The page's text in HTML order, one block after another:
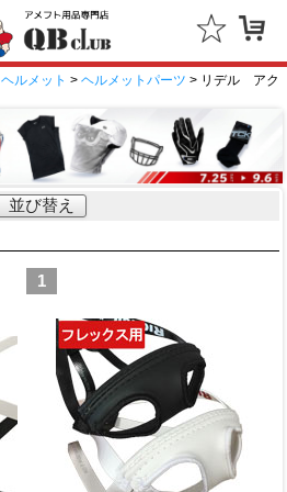
ヘルメット > ヘルメットパーツ > リデル アク
並び替え
1